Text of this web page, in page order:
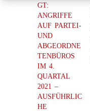
GT:
ANGRIFFE
AUF PARTEI-
UND
ABGEORDNE
TENBÜROS
IM 4.
QUARTAL
2021 –
AUSFÜHRLIC
HE